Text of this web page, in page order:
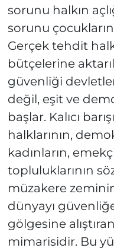
sorunu halkın
sorunu
Gerçek tehdit
bütçelerine
güvenliği
değil, eşit ve
başlar. Kalıcı
halklarının,
kadınların,
topluluklarının
müzakere
dünyayı
gölgesine
mimarisidir. Bu